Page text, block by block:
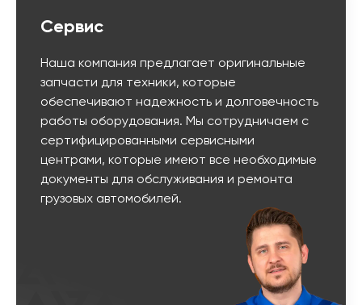
Сервис
Наша компания предлагает оригинальные
запчасти для техники, которые
обеспечивают надежность и долговечность
работы оборудования. Мы сотрудничаем с
сертифицированными сервисными
центрами, которые имеют все необходимые
документы для обслуживания и ремонта
грузовых автомобилей.